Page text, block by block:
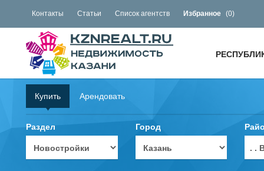
Контакты Статьи Список агентств Избранное (0)
Купить Арендовать
Раздел Город
. .